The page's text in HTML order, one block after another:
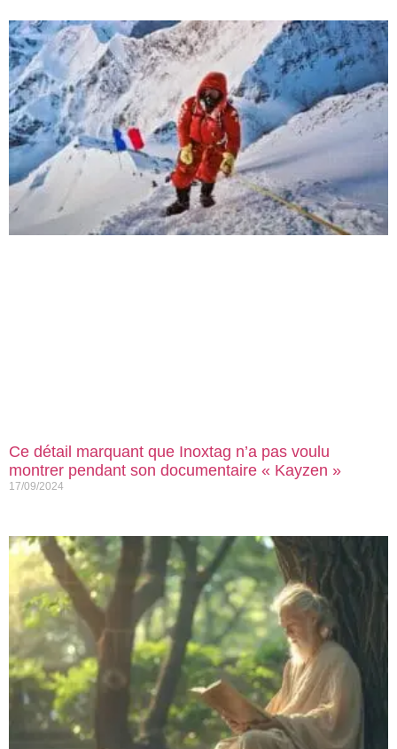
Ce détail marquant que Inoxtag n’a pas voulu
montrer pendant son documentaire « Kayzen »
17/09/2024